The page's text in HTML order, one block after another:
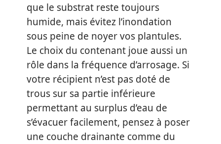
que le substrat reste toujours
humide, mais évitez l’inondation
sous peine de noyer vos plantules.
Le choix du contenant joue aussi un
rôle dans la fréquence d’arrosage. Si
votre récipient n’est pas doté de
trous sur sa partie inférieure
permettant au surplus d’eau de
s’évacuer facilement, pensez à poser
une couche drainante comme du